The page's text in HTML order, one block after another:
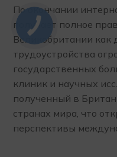
По окончании
получает полное
Великобритании как
трудоустройства
государственных
клиник и научных
полученный в
странах мира, что
перспективы